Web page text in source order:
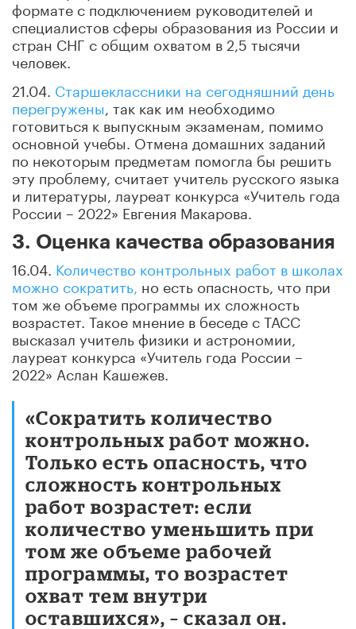
формате с подключением руководителей и
специалистов сферы образования из России и
стран СНГ с общим охватом в 2,5 тысячи
человек.
21.04. Старшеклассники на сегодняшний день
перегружены , так как им необходимо
готовиться к выпускным экзаменам, помимо
основной учебы. Отмена домашних заданий
по некоторым предметам помогла бы решить
эту проблему, считает учитель русского языка
и литературы, лауреат конкурса «Учитель года
России – 2022» Евгения Макарова.
3. Оценка качества образования
16.04. Количество контрольных работ в школах
можно сократить, но есть опасность, что при
том же объеме программы их сложность
возрастет. Такое мнение в беседе с ТАСС
высказал учитель физики и астрономии,
лауреат конкурса «Учитель года России –
2022» Аслан Кашежев.
«Сократить количество
контрольных работ можно.
Только есть опасность, что
сложность контрольных
работ возрастет: если
количество уменьшить при
том же объеме рабочей
программы, то возрастет
охват тем внутри
оставшихся», – сказал он.